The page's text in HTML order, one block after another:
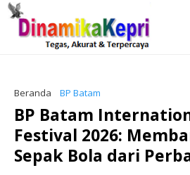
Beranda BP Batam
BP Batam
Festival 2026:
Sepak Bola dari